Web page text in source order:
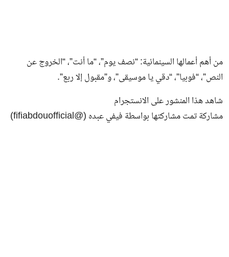
من أهم أعمالها السينمائية: “نصف يوم”، “ما أنت”، “الخروج عن
النص”، “فوبيا”، “دقي يا موسيقى”، و”مقبول إلا ربع”.
شاهد هذا المنشور على الانستجرام
مشاركة تمت مشاركتها بواسطة فيفي عبده (@fifiabdouofficial)